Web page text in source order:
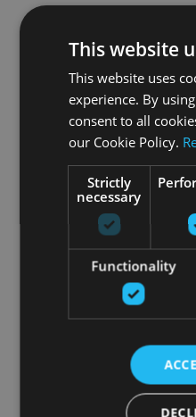
This website
This website uses
experience. By
consent to all
our Cookie Policy.
Strictly
necessary
Functionality